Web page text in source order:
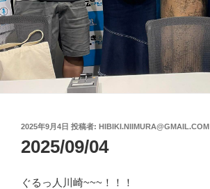
投
日:
2025年9月4日 投稿者: HIBIKI.NIIMURA@GMAIL.COM
2025/09/04
ぐるっ人川崎~~~！！！